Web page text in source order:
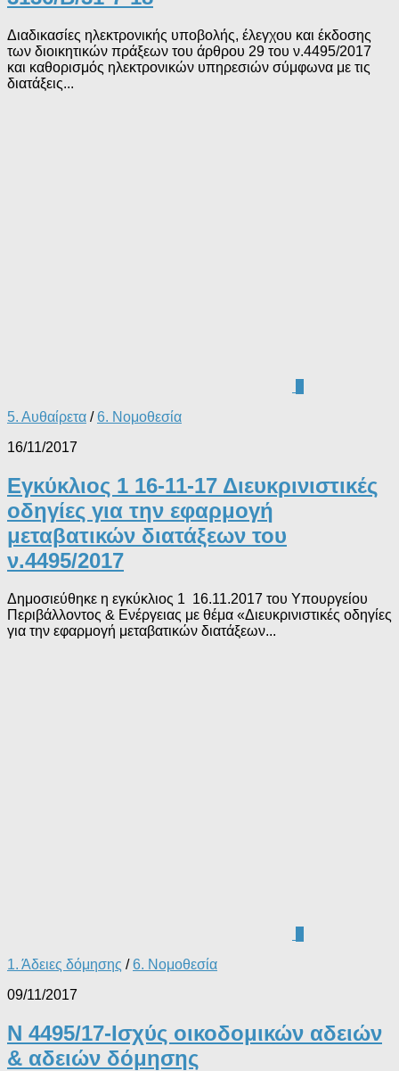
Διαδικασίες ηλεκτρονικής υποβολής, έλεγχου και έκδοσης
των διοικητικών πράξεων του άρθρου 29 του ν.4495/2017
και καθορισμός ηλεκτρονικών υπηρεσιών σύμφωνα με τις
διατάξεις...
5. Αυθαίρετα /6. Νομοθεσία
16/11/2017
Εγκύκλιος 1 16-11-17 Διευκρινιστικές
οδηγίες για την εφαρμογή
μεταβατικών διατάξεων του
ν.4495/2017
Δημοσιεύθηκε η εγκύκλιος 1 16.11.2017 του Υπουργείου
Περιβάλλοντος & Ενέργειας με θέμα «Διευκρινιστικές οδηγίες
για την εφαρμογή μεταβατικών διατάξεων...
1. Άδειες δόμησης /6. Νομοθεσία
09/11/2017
N 4495/17-Ισχύς οικοδομικών αδειών
& αδειών δόμησης